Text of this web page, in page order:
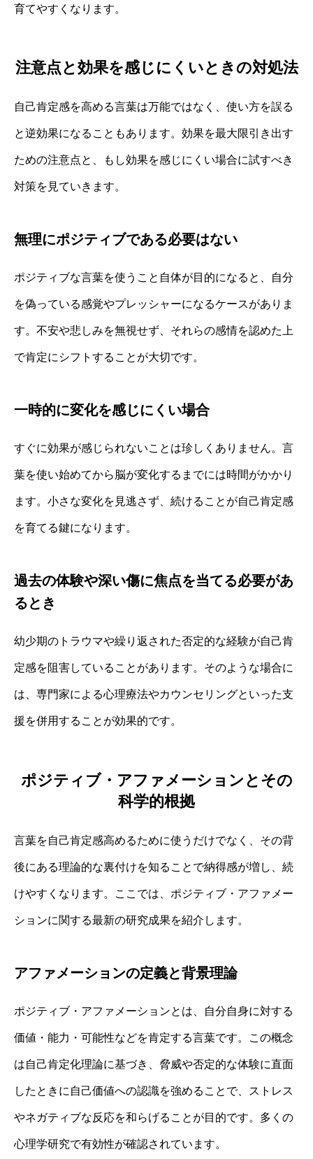
育てやすくなります。
注意点と効果を感じにくいときの対処法
自己肯定感を高める言葉は万能ではなく、使い方を誤る
と逆効果になることもあります。効果を最大限引き出す
ための注意点と、もし効果を感じにくい場合に試すべき
対策を見ていきます。
無理にポジティブである必要はない
ポジティブな言葉を使うこと自体が目的になると、自分
を偽っている感覚やプレッシャーになるケースがありま
す。不安や悲しみを無視せず、それらの感情を認めた上
で肯定にシフトすることが大切です。
一時的に変化を感じにくい場合
すぐに効果が感じられないことは珍しくありません。言
葉を使い始めてから脳が変化するまでには時間がかかり
ます。小さな変化を見逃さず、続けることが自己肯定感
を育てる鍵になります。
過去の体験や深い傷に焦点を当てる必要があ
るとき
幼少期のトラウマや繰り返された否定的な経験が自己肯
定感を阻害していることがあります。そのような場合に
は、専門家による心理療法やカウンセリングといった支
援を併用することが効果的です。
ポジティブ・アファメーションとその
科学的根拠
言葉を自己肯定感高めるために使うだけでなく、その背
後にある理論的な裏付けを知ることで納得感が増し、続
けやすくなります。ここでは、ポジティブ・アファメー
ションに関する最新の研究成果を紹介します。
アファメーションの定義と背景理論
ポジティブ・アファメーションとは、自分自身に対する
価値・能力・可能性などを肯定する言葉です。この概念
は自己肯定化理論に基づき、脅威や否定的な体験に直面
したときに自己価値への認識を強めることで、ストレス
やネガティブな反応を和らげることが目的です。多くの
心理学研究で有効性が確認されています。